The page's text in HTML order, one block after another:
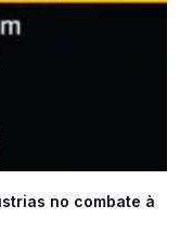
no combate à